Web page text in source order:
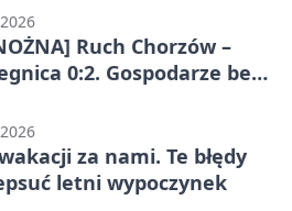
Ruch Chorzów –
0:2. Gospodarze bez
za nami. Te błędy
letni wypoczynek